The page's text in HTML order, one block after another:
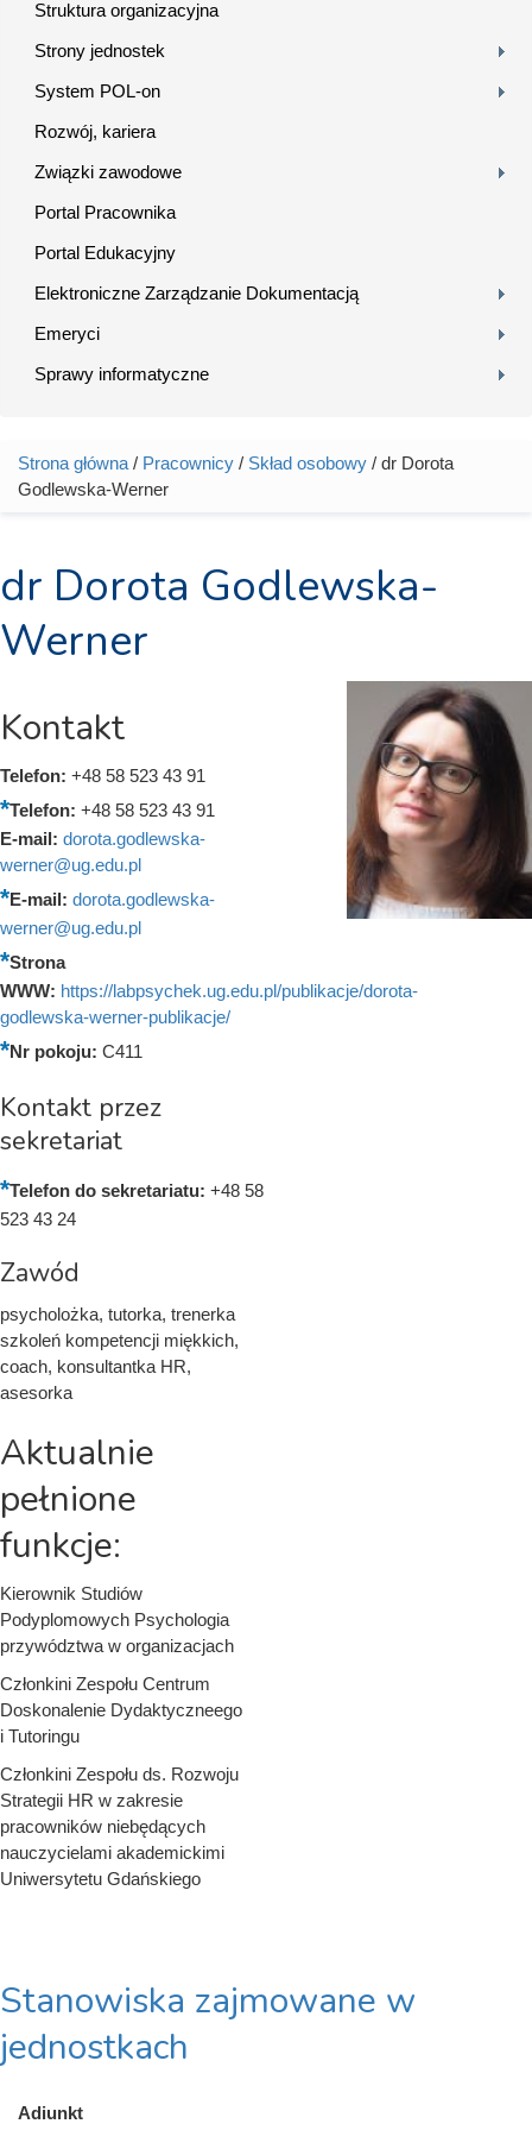
Struktura organizacyjna
Strony jednostek
System POL-on
Rozwój, kariera
Związki zawodowe
Portal Pracownika
Portal Edukacyjny
Elektroniczne Zarządzanie Dokumentacją
Emeryci
Sprawy informatyczne
Jesteś tutaj
Strona główna / Pracownicy / Skład osobowy / dr Dorota
Godlewska-Werner
dr Dorota Godlewska-
Werner
Kontakt
Telefon: +48 58 523 43 91
Telefon: +48 58 523 43 91
E-mail: dorota.godlewska-
werner@ug.edu.pl
E-mail: dorota.godlewska-
werner@ug.edu.pl
Strona
WWW: https://labpsychek.ug.edu.pl/publikacje/dorota-
godlewska-werner-publikacje/
Nr pokoju: C411
Kontakt przez
sekretariat
Telefon do sekretariatu: +48 58
523 43 24
Zawód
psycholożka, tutorka, trenerka
szkoleń kompetencji miękkich,
coach, konsultantka HR,
asesorka
Aktualnie
pełnione
funkcje:
Kierownik Studiów
Podyplomowych Psychologia
przywództwa w organizacjach
Członkini Zespołu Centrum
Doskonalenie Dydaktyczneego
i Tutoringu
Członkini Zespołu ds. Rozwoju
Strategii HR w zakresie
pracowników niebędących
nauczycielami akademickimi
Uniwersytetu Gdańskiego
Stanowiska zajmowane w
jednostkach
Adiunkt